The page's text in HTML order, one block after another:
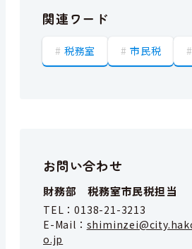
関連ワード
税務室 市民税
お問い合わせ
財務部 税務室市民税担当
TEL：0138-21-3213
E-Mail：
o.jp